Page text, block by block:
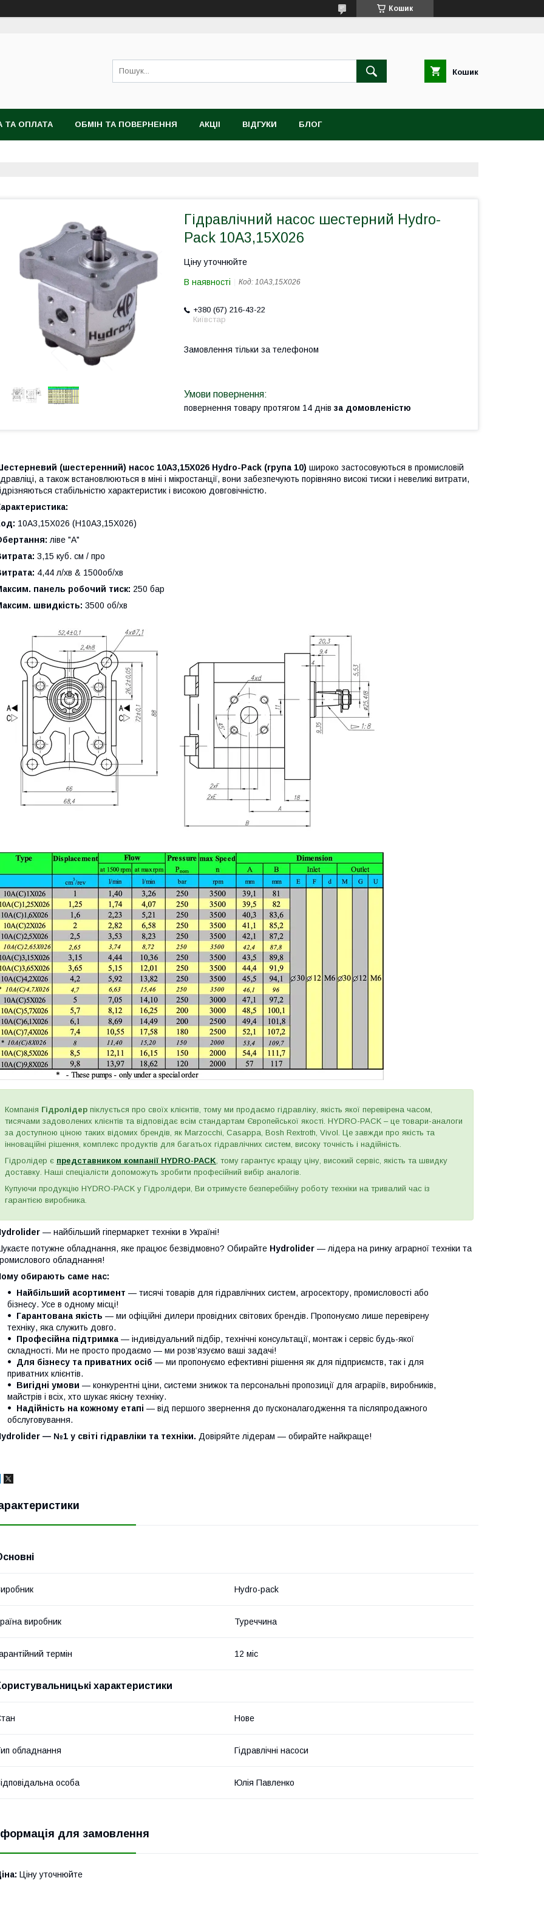
Кошик
Кошик
ТА ОПЛАТА ОБМІН ТА ПОВЕРНЕННЯ АКЦІІ ВІДГУКИ БЛОГ
Гідравлічний насос шестерний Hydro-
Pack 10A3,15X026
Ціну уточнюйте
В наявності Код: 10A3,15X026
+380 (67) 216-43-22
Київстар
Замовлення тільки за телефоном
повернення товару протягом 14 днів за домовленістю
(шестеренний) насос 10A3,15X026 Hydro-Pack (група 10) широко застосовуються в промисловій
а також встановлюються в міні і мікростанції, вони забезпечують порівняно високі тиски і невеликі витрати,
стабільністю характеристик і високою довговічністю.
10A3,15X026 (H10A3,15X026)
ліве "А"
3,15 куб. см / про
4,44 л/хв & 1500об/хв
панель робочий тиск: 250 бар
швидкість: 3500 об/хв
Компанія Гідролідер піклується про своїх клієнтів, тому ми продаємо гідравліку, якість якої перевірена часом,
тисячами задоволених клієнтів та відповідає всім стандартам Європейської якості. HYDRO-PACK – це товари-аналоги
за доступною ціною таких відомих брендів, як Marzocchi, Casappa, Bosh Rextroth, Vivol. Це завжди про якість та
інноваційні рішення, комплекс продуктів для багатьох гідравлічних систем, високу точність і надійність.
Гідролідер є представником компанії HYDRO-PACK, тому гарантує кращу ціну, високий сервіс, якість та швидку
доставку. Наші спеціалісти допоможуть зробити професійний вибір аналогів.
Купуючи продукцію HYDRO-PACK у Гідролідери, Ви отримуєте безперебійну роботу техніки на тривалий час із
гарантією виробника.
— найбільший гіпермаркет техніки в Україні!
потужне обладнання, яке працює безвідмовно? Обирайте Hydrolider — лідера на ринку аграрної техніки та
обладнання!
обирають саме нас:
Найбільший асортимент — тисячі товарів для гідравлічних систем, агросектору, промисловості або
бізнесу. Усе в одному місці!
Гарантована якість — ми офіційні дилери провідних світових брендів. Пропонуємо лише перевірену
техніку, яка служить довго.
Професійна підтримка — індивідуальний підбір, технічні консультації, монтаж і сервіс будь-якої
складності. Ми не просто продаємо — ми розв’язуємо ваші задачі!
Для бізнесу та приватних осіб — ми пропонуємо ефективні рішення як для підприємств, так і для
приватних клієнтів.
Вигідні умови — конкурентні ціни, системи знижок та персональні пропозиції для аграріїв, виробників,
майстрів і всіх, хто шукає якісну техніку.
Надійність на кожному етапі — від першого звернення до пусконалагодження та післяпродажного
обслуговування.
— №1 у світі гідравліки та техніки. Довіряйте лідерам — обирайте найкраще!
Hydro-pack
виробник Туреччина
термін 12 міс
характеристики
Нове
обладнання Гідравлічні насоси
особа Юлія Павленко
для замовлення
Ціну уточнюйте